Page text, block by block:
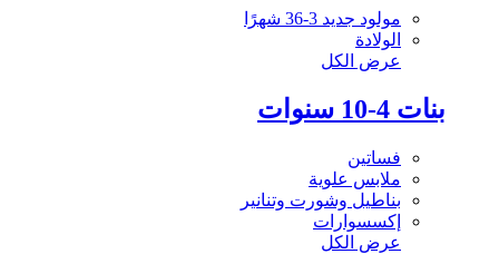
مولود جديد 3-36 شهرًا
الولادة
عرض الكل
بنات 4-10 سنوات
فساتين
ملابس علوية
بناطيل وشورت وتنانير
إكسسوارات
عرض الكل